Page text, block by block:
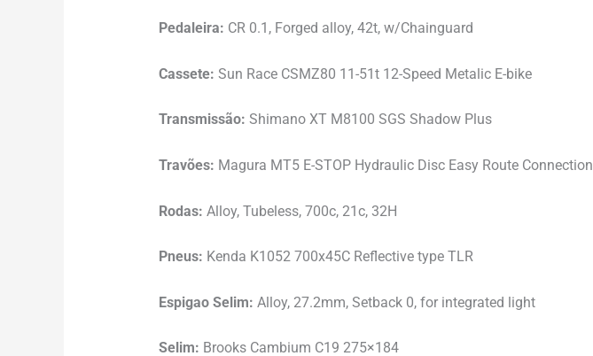
Pedaleira: CR 0.1, Forged alloy, 42t, w/Chainguard
Cassete: Sun Race CSMZ80 11-51t 12-Speed Metalic E-bike
Transmissão: Shimano XT M8100 SGS Shadow Plus
Travões: Magura MT5 E-STOP Hydraulic Disc Easy Route Connection
Rodas: Alloy, Tubeless, 700c, 21c, 32H
Pneus: Kenda K1052 700x45C Reflective type TLR
Espigao Selim: Alloy, 27.2mm, Setback 0, for integrated light
Selim: Brooks Cambium C19 275×184